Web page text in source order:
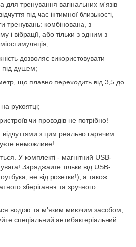
для тренування вагінальних м'язів
під час інтимної близькості,
тренувань: комбінована, з
і вібрації, або тільки з одним з
дозволяє використовувати
під душем;
що плавно переходить від 3,5 до
рукоятці;
чи проводів не потрібно!
з цим реально гарячим
неможливе!
У комплекті - магнітний USB-
Заряджайте тільки від USB-
не від розетки!), а також
зберігання та зручного
водою та м'яким миючим засобом,
спеціальний антибактеріальний